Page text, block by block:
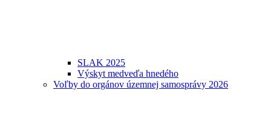
SLAK 2025
Výskyt medveďa hnedého
Voľby do orgánov územnej samosprávy 2026